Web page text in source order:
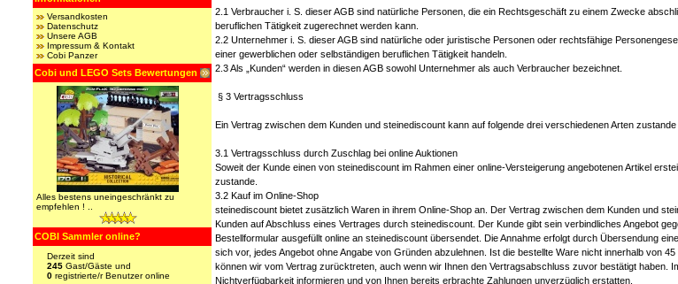
Versandkosten
Datenschutz
Unsere AGB
Impressum & Kontakt
Cobi Panzer
Cobi und LEGO Sets Bewertungen
Alles bestens uneingeschränkt zu
empfehlen ! ..
COBI Sammler online?
Derzeit sind
245 Gast/Gäste und
0 registrierte/r Benutzer online
2.1 Verbraucher i. S. dieser AGB sind natürliche Personen, die ein Rechtsgeschäft zu einem Zwecke
beruflichen Tätigkeit zugerechnet werden kann.
2.2 Unternehmer i. S. dieser AGB sind natürliche oder juristische Personen oder rechtsfähige
einer gewerblichen oder selbständigen beruflichen Tätigkeit handeln.
2.3 Als „Kunden“ werden in diesen AGB sowohl Unternehmer als auch Verbraucher bezeichnet.
§ 3 Vertragsschluss
Ein Vertrag zwischen dem Kunden und steinediscount kann auf folgende drei verschiedenen Arten zustande
3.1 Vertragsschluss durch Zuschlag bei online Auktionen
Soweit der Kunde einen von steinediscount im Rahmen einer online-Versteigerung angebotenen Artikel
zustande.
3.2 Kauf im Online-Shop
steinediscount bietet zusätzlich Waren in ihrem Online-Shop an. Der Vertrag zwischen dem Kunden und
Kunden auf Abschluss eines Vertrages durch steinediscount. Der Kunde gibt sein verbindliches Angebot
Bestellformular ausgefüllt online an steinediscount übersendet. Die Annahme erfolgt durch Übersendung
sich vor, jedes Angebot ohne Angabe von Gründen abzulehnen. Ist die bestellte Ware nicht innerhalb von
können wir vom Vertrag zurücktreten, auch wenn wir Ihnen den Vertragsabschluss zuvor bestätigt haben.
Nichtverfügbarkeit informieren und von Ihnen bereits erbrachte Zahlungen unverzüglich erstatten.